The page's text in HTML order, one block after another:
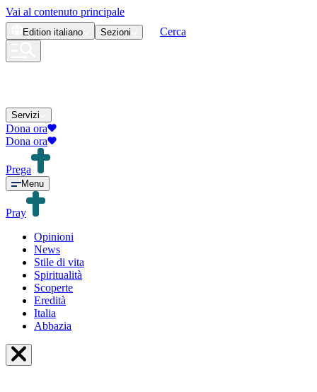
Vai al contenuto principale
Edition italiano Sezioni Cerca
Servizi
Dona ora
Dona ora
Prega
Menu
Pray
Opinioni
News
Stile di vita
Spiritualità
Scoperte
Eredità
Italia
Abbazia